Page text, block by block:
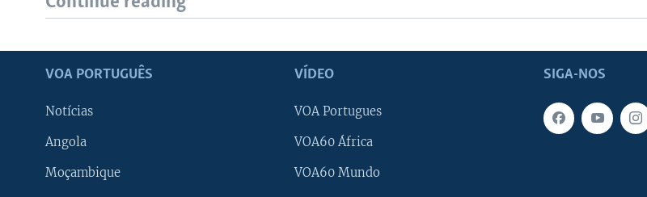
SIGA-NOS
VOA PORTUGUÊS
Notícias
Angola
Moçambique
VÍDEO
VOA Portugues
VOA60 África
VOA60 Mundo